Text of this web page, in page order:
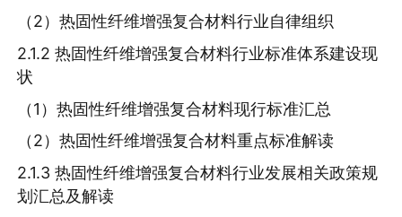
（2）热固性纤维增强复合材料行业自律组织
2.1.2 热固性纤维增强复合材料行业标准体系建设现
状
（1）热固性纤维增强复合材料现行标准汇总
（2）热固性纤维增强复合材料重点标准解读
2.1.3 热固性纤维增强复合材料行业发展相关政策规
划汇总及解读